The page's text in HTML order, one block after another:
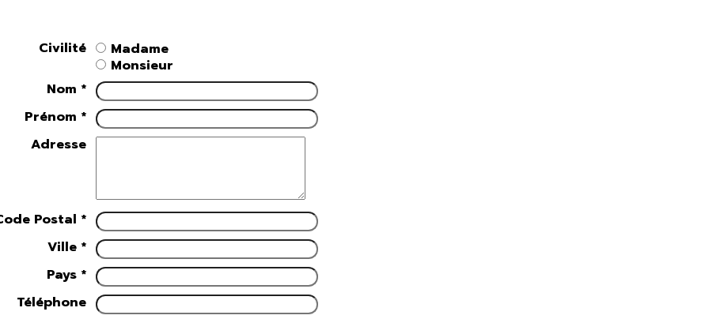
Agenda
Civilité
Madame
Monsieur
Nom *
Prénom *
Adresse
Postal *
Ville *
Pays *
Téléphone